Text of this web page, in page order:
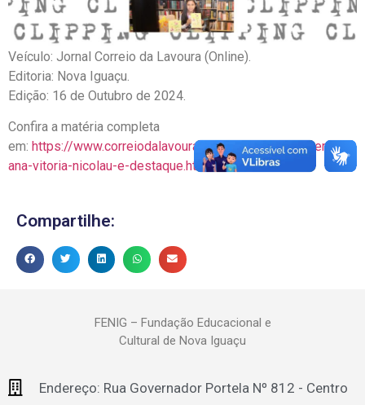
Veículo: Jornal Correio da Lavoura (Online).
Editoria: Nova Iguaçu.
Edição: 16 de Outubro de 2024.
Confira a matéria completa
em: https://www.correiodalavoura.com/2024/10/a-jovem-
ana-vitoria-nicolau-e-destaque.html?m=1
Compartilhe:
FENIG – Fundação Educacional e
Cultural de Nova Iguaçu
Endereço: Rua Governador Portela Nº 812 - Centro